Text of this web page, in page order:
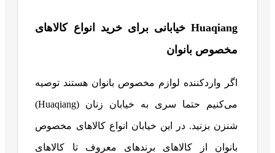
Huaqiang خیابانی برای خرید انواع کالاهای
مخصوص بانوان
اگر وارد‌کننده لوازم مخصوص بانوان هستند توصیه
می‌کنیم حتما سری به خیابان زنان (Huaqiang)
شنزن بزنید. در این خیابان انواع کالاهای مخصوص
بانوان از کالاهای برندهای معروف تا کالاهای